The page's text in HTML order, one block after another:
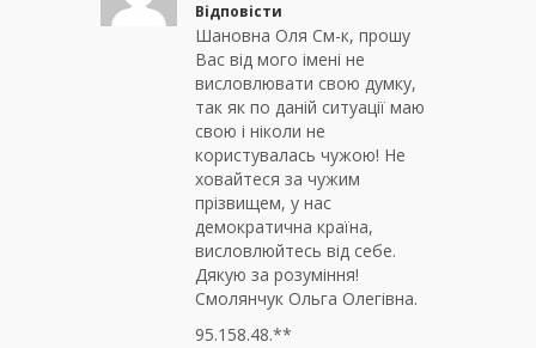
Відповісти
Шановна Оля См-к, прошу
Вас від мого імені не
висловлювати свою думку,
так як по даній ситуації маю
свою і ніколи не
користувалась чужою! Не
ховайтеся за чужим
прізвищем, у нас
демократична країна,
висловлюйтесь від себе.
Дякую за розуміння!
Смолянчук Ольга Олегівна.
95.158.48.**